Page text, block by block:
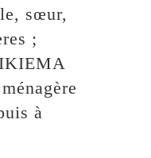
sœur,
;
à